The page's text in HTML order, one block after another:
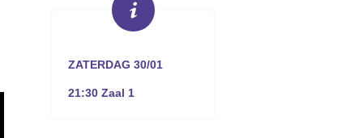
ZATERDAG 30/01
21:30 Zaal 1